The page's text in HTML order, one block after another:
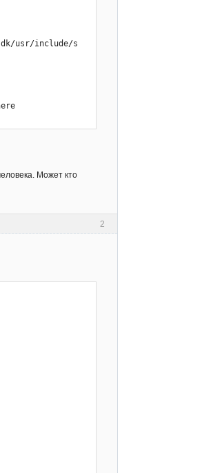
usr/include/s
of different
of different
Может кто
2